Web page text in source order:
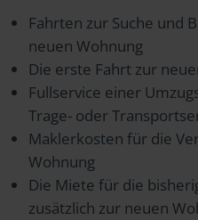
Fahrten zur Suche und
neuen Wohnung
Die erste Fahrt zur
Fullservice einer
Trage- oder
Maklerkosten für die
Wohnung
Die Miete für die
zusätzlich zur neuen